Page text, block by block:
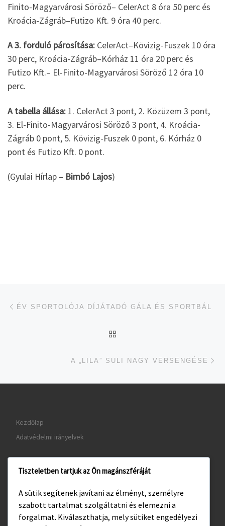
Finito-Magyarvárosi Söröző– CelerAct 8 óra 50 perc és
Kroácia-Zágráb–Futizo Kft. 9 óra 40 perc.
A 3. forduló párosítása: CelerAct–Kövizig-Fuszek 10 óra
30 perc, Kroácia-Zágráb–Kórház 11 óra 20 perc és
Futizo Kft.– El-Finito-Magyarvárosi Söröző 12 óra 10
perc.
A tabella állása: 1. CelerAct 3 pont, 2. Közüzem 3 pont,
3. El-Finito-Magyarvárosi Söröző 3 pont, 4. Kroácia-
Zágráb 0 pont, 5. Kövizig-Fuszek 0 pont, 6. Kórház 0
pont és Futizo Kft. 0 pont.
(Gyulai Hírlap – Bimbó Lajos)
Navigálás a bejegyzések között
ÉV SPORTOLÓJA DÍJÁTADÓ GÁLA ÉS SPORTBÁL
A „LILA” SULI NAGY VERSENGÉSE
Kezdőlap
Adatvédelmi irányelvek
www.visitgyula.com
www.gyulakult.hu
Tiszteletben tartjuk az Ön magánszféráját
A sütik segítenek javítani az élményt, személyre
szabott tartalmat szolgáltatni és elemezni a
forgalmat. Kiválaszthatja, mely sütiket engedélyezi